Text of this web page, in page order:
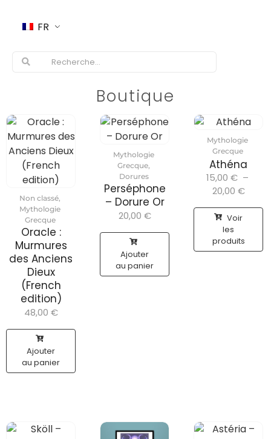
FR
Boutique
Non classé,
Mythologie
Grecque
Oracle :
Murmures
des Anciens
Dieux
(French
edition)
48,00 €
Ajouter
au panier
Mythologie
Grecque,
Dorures
Perséphone
– Dorure Or
20,00 €
Ajouter
au panier
Mythologie
Grecque
Athéna
15,00 € –
20,00 €
Voir
les
produits